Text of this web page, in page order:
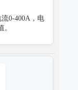
0-400A，电
。